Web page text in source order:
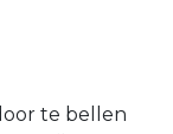
te bellen